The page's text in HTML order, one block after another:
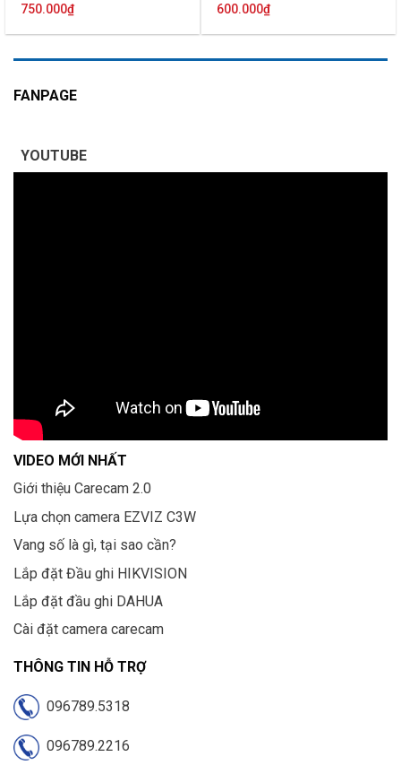
750.000₫ 600.000₫
FANPAGE
YOUTUBE
VIDEO MỚI NHẤT
Giới thiệu Carecam 2.0
Lựa chọn camera EZVIZ C3W
Vang số là gì, tại sao cần?
Lắp đặt Đầu ghi HIKVISION
Lắp đặt đầu ghi DAHUA
Cài đặt camera carecam
THÔNG TIN HỖ TRỢ
096789.5318
096789.2216